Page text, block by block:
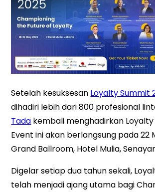
Setelah kesuksesan Loyalty Summit
dihadiri lebih dari 800 profesional
Tada kembali menghadirkan Loyalty
Event ini akan berlangsung pada 22
Grand Ballroom, Hotel Mulia,
Digelar setiap dua tahun sekali,
telah menjadi ajang utama bagi